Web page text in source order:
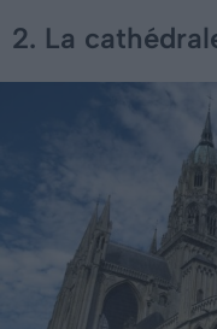
2. La